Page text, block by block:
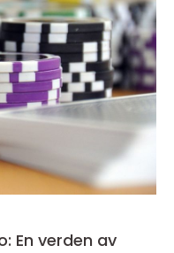
En verden av